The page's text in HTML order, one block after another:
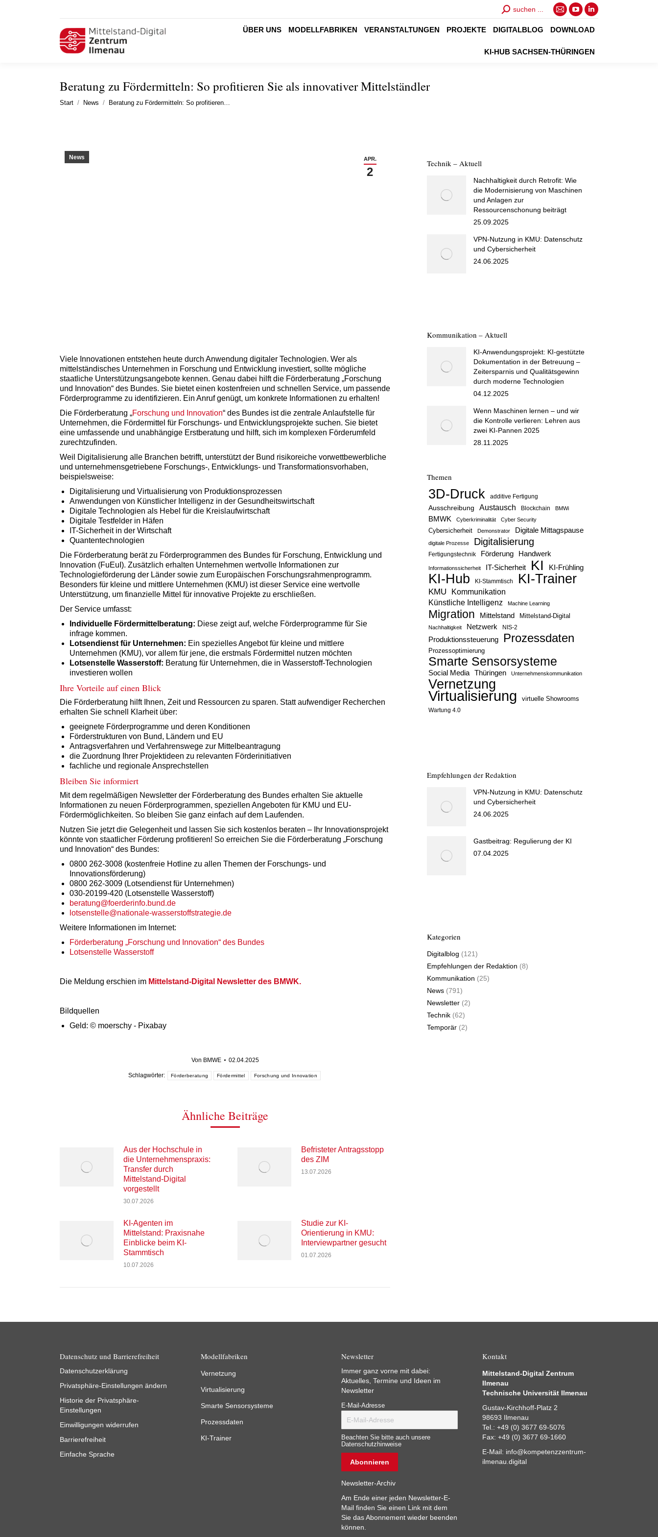
Search:
suchen ...
E-
Mail
opens
YouTube
page
in
Linkedin
page
in
ÜBER UNS MODELLFABRIKEN VERANSTALTUNGEN PROJEKTE DIGITALBLOG DOWNLOAD
KI-HUB SACHSEN-THÜRINGEN
Beratung zu Fördermitteln: So profitieren Sie als innovativer Mittelständler
Sie befinden sich hier:
Start News Beratung zu Fördermitteln: So profitieren…
APR.
2
News
Viele Innovationen entstehen heute durch Anwendung digitaler Technologien. Wer als
mittelständisches Unternehmen in Forschung und Entwicklung investiert, sollte mögliche
staatliche Unterstützungsangebote kennen. Genau dabei hilft die Förderberatung „Forschung
und Innovation“ des Bundes. Sie bietet einen kostenfreien und schnellen Service, um passende
Förderprogramme zu identifizieren. Ein Anruf genügt, um konkrete Informationen zu erhalten!
Die Förderberatung „Forschung und Innovation“ des Bundes ist die zentrale Anlaufstelle für
Unternehmen, die Fördermittel für Forschungs- und Entwicklungsprojekte suchen. Sie bietet
eine umfassende und unabhängige Erstberatung und hilft, sich im komplexen Förderumfeld
zurechtzufinden.
Weil Digitalisierung alle Branchen betrifft, unterstützt der Bund risikoreiche vorwettbewerbliche
und unternehmensgetriebene Forschungs-, Entwicklungs- und Transformationsvorhaben,
beispielsweise:
Digitalisierung und Virtualisierung von Produktionsprozessen
Anwendungen von Künstlicher Intelligenz in der Gesundheitswirtschaft
Digitale Technologien als Hebel für die Kreislaufwirtschaft
Digitale Testfelder in Häfen
IT-Sicherheit in der Wirtschaft
Quantentechnologien
Die Förderberatung berät zu Förderprogrammen des Bundes für Forschung, Entwicklung und
Innovation (FuEuI). Zusätzlich erhalten Unternehmen wertvolle Informationen zur
Technologieförderung der Länder sowie zum Europäischen Forschungsrahmenprogramm.
Besonders für kleine und mittlere Unternehmen (KMU) ist dieser Service eine wertvolle
Unterstützung, um finanzielle Mittel für innovative Projekte zu erschließen.
Der Service umfasst:
Individuelle Fördermittelberatung: Diese zeigt auf, welche Förderprogramme für Sie
infrage kommen.
Lotsendienst für Unternehmen: Ein spezielles Angebot für kleine und mittlere
Unternehmen (KMU), vor allem für jene, die erstmals Fördermittel nutzen möchten
Lotsenstelle Wasserstoff: Beratung für Unternehmen, die in Wasserstoff-Technologien
investieren wollen
Ihre Vorteile auf einen Blick
Die Förderberatung hilft Ihnen, Zeit und Ressourcen zu sparen. Statt aufwendiger Recherchen
erhalten Sie schnell Klarheit über:
geeignete Förderprogramme und deren Konditionen
Förderstrukturen von Bund, Ländern und EU
Antragsverfahren und Verfahrenswege zur Mittelbeantragung
die Zuordnung Ihrer Projektideen zu relevanten Förderinitiativen
fachliche und regionale Ansprechstellen
Bleiben Sie informiert
Mit dem regelmäßigen Newsletter der Förderberatung des Bundes erhalten Sie aktuelle
Informationen zu neuen Förderprogrammen, speziellen Angeboten für KMU und EU-
Fördermöglichkeiten. So bleiben Sie ganz einfach auf dem Laufenden.
Nutzen Sie jetzt die Gelegenheit und lassen Sie sich kostenlos beraten – Ihr Innovationsprojekt
könnte von staatlicher Förderung profitieren! So erreichen Sie die Förderberatung „Forschung
und Innovation“ des Bundes:
0800 262-3008 (kostenfreie Hotline zu allen Themen der Forschungs- und
Innovationsförderung)
0800 262-3009 (Lotsendienst für Unternehmen)
030-20199-420 (Lotsenstelle Wasserstoff)
beratung@foerderinfo.bund.de
lotsenstelle@nationale-wasserstoffstrategie.de
Weitere Informationen im Internet:
Förderberatung „Forschung und Innovation“ des Bundes
Lotsenstelle Wasserstoff
Die Meldung erschien im Mittelstand-Digital Newsletter des BMWK.
Bildquellen
Geld: © moerschy - Pixabay
Von BMWE 02.04.2025
Schlagwörter: Förderberatung Fördermittel Forschung und Innovation
Ähnliche Beiträge
Aus der Hochschule in
die Unternehmenspraxis:
Transfer durch
Mittelstand-Digital
vorgestellt
30.07.2026
Befristeter Antragsstopp
des ZIM
13.07.2026
KI-Agenten im
Mittelstand: Praxisnahe
Einblicke beim KI-
Stammtisch
10.07.2026
Studie zur KI-
Orientierung in KMU:
Interviewpartner gesucht
01.07.2026
Technik – Aktuell
Nachhaltigkeit durch Retrofit: Wie
die Modernisierung von Maschinen
und Anlagen zur
Ressourcenschonung beiträgt
25.09.2025
VPN-Nutzung in KMU: Datenschutz
und Cybersicherheit
24.06.2025
Kommunikation – Aktuell
KI-Anwendungsprojekt: KI-gestützte
Dokumentation in der Betreuung –
Zeitersparnis und Qualitätsgewinn
durch moderne Technologien
04.12.2025
Wenn Maschinen lernen – und wir
die Kontrolle verlieren: Lehren aus
zwei KI-Pannen 2025
28.11.2025
Themen
3D-Druck additive Fertigung
Ausschreibung Austausch Blockchain BMWi
BMWK Cyberkriminalität Cyber Security
Cybersicherheit Demonstrator Digitale Mittagspause
digitale Prozesse Digitalisierung
Fertigungstechnik Förderung Handwerk
Informationssicherheit IT-Sicherheit KI KI-Frühling
KI-Hub KI-Stammtisch KI-Trainer
KMU
Kommunikation
Künstliche Intelligenz
Machine Learning
Migration Mittelstand Mittelstand-Digital
Nachhaltigkeit Netzwerk NIS-2
Produktionssteuerung Prozessdaten
Prozessoptimierung
Smarte Sensorsysteme
Social Media Thüringen Unternehmenskommunikation
Vernetzung
Virtualisierung
virtuelle Showrooms
Wartung 4.0
Empfehlungen der Redaktion
VPN-Nutzung in KMU: Datenschutz
und Cybersicherheit
24.06.2025
Gastbeitrag: Regulierung der KI
07.04.2025
Kategorien
Digitalblog (121)
Empfehlungen der Redaktion (8)
Kommunikation (25)
News (791)
Newsletter (2)
Technik (62)
Temporär (2)
Datenschutz und Barrierefreiheit
Datenschutzerklärung
Privatsphäre-Einstellungen ändern
Historie der Privatsphäre-
Einstellungen
Einwilligungen widerrufen
Barrierefreiheit
Einfache Sprache
Modellfabriken
Vernetzung
Virtualisierung
Smarte Sensorsysteme
Prozessdaten
KI-Trainer
Newsletter
Immer ganz vorne mit dabei:
Aktuelles, Termine und Ideen im
Newsletter
E-Mail-Adresse
Beachten Sie bitte auch unsere
Datenschutzhinweise
Newsletter-Archiv
Am Ende einer jeden Newsletter-E-
Mail finden Sie einen Link mit dem
Sie das Abonnement wieder beenden
können.
Kontakt
Mittelstand-Digital Zentrum
Ilmenau
Technische Universität Ilmenau
Gustav-Kirchhoff-Platz 2
98693 Ilmenau
Tel.: +49 (0) 3677 69-5076
Fax: +49 (0) 3677 69-1660
E-Mail: info@kompetenzzentrum-
ilmenau.digital